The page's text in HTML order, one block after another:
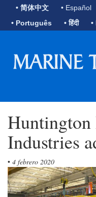
• 简体中文 • Español
• Português
• हिंदी •
Huntington
Industries
• 4 febrero 2020